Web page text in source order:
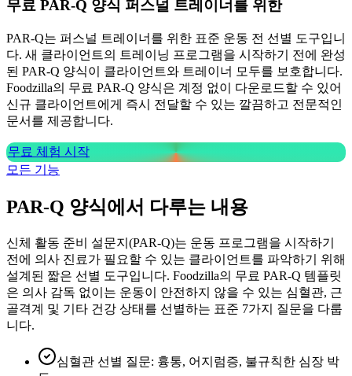
무료 PAR-Q 양식 퍼스널 트레이너를 위한
PAR-Q는 퍼스널 트레이너를 위한 표준 운동 전 선별 도구입니
다. 새 클라이언트의 트레이닝 프로그램을 시작하기 전에 완성
된 PAR-Q 양식이 클라이언트와 트레이너 모두를 보호합니다.
Foodzilla의 무료 PAR-Q 양식은 계정 없이 다운로드할 수 있어
신규 클라이언트에게 즉시 전달할 수 있는 깔끔하고 전문적인
문서를 제공합니다.
무료 체험 시작
모든 기능
PAR-Q 양식에서 다루는 내용
신체 활동 준비 설문지(PAR-Q)는 운동 프로그램을 시작하기
전에 의사 진료가 필요할 수 있는 클라이언트를 파악하기 위해
설계된 짧은 선별 도구입니다. Foodzilla의 무료 PAR-Q 템플릿
은 의사 감독 없이는 운동이 안전하지 않을 수 있는 심혈관, 근
골격계 및 기타 건강 상태를 선별하는 표준 7가지 질문을 다룹
니다.
심혈관 선별 질문: 흉통, 어지럼증, 불규칙한 심장 박